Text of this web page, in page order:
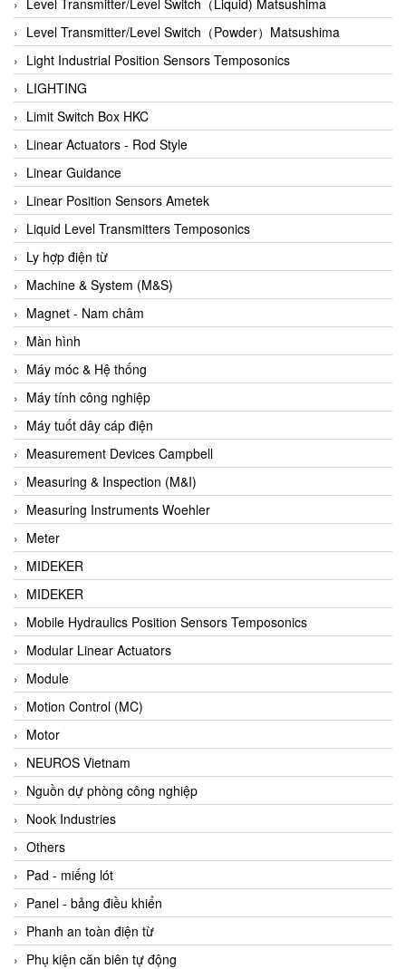
Autec
Auto Flow
Automatic valve
Aventics
Avproglobal
Axiomtek
AZBIL
B&C Electronics
B&R
Babcok wilcox
Baelz Automatic Vietnam
Bahr Modultechnik Vietnam
Balluff
BamBo Vietnam
Barel Vietnam
Barksdale
Bartec
Basco
Baumer
Baumuller Vietnam
Baykee
BBC Bircher Smart Access
BCS ITALY
BEA SENSORS
Beacon Extender
Beckhoff
Bedook
Bei Sensor
Beijer
Beinlich-pumps
Beka
BEKO
Belimo
Benetech Vietnam
Level Transmitter/Level Switch（Powder）Matsushima
Light Industrial Position Sensors Temposonics
LIGHTING
Limit Switch Box HKC
Linear Actuators - Rod Style
Linear Guidance
Linear Position Sensors Ametek
Liquid Level Transmitters Temposonics
Ly hợp điện từ
Machine & System (M&S)
Magnet - Nam châm
Màn hình
Máy móc & Hệ thống
Máy tính công nghiệp
Máy tuốt dây cáp điện
Measurement Devices Campbell
Measuring & Inspection (M&I)
Measuring Instruments Woehler
Meter
MIDEKER
MIDEKER
Mobile Hydraulics Position Sensors Temposonics
Modular Linear Actuators
Module
Motion Control (MC)
Motor
NEUROS Vietnam
Nguồn dự phòng công nghiệp
Nook Industries
Others
Pad - miếng lót
Panel - bảng điều khiển
Phanh an toàn điện từ
Phụ kiện căn biên tự động